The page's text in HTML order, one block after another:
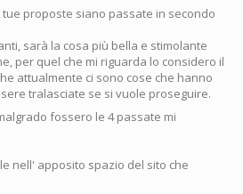
proposte siano passate in secondo
sarà la cosa più bella e stimolante
per quel che mi riguarda lo considero il
attualmente ci sono cose che hanno
tralasciate se si vuole proseguire.
fossero le 4 passate mi
nell' apposito spazio del sito che